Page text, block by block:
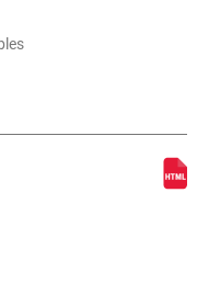
180mm